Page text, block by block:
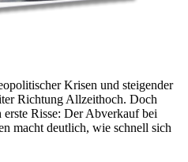
Krisen und steigender
Richtung Allzeithoch. Doch
Risse: Der Abverkauf bei
macht deutlich, wie schnell sich